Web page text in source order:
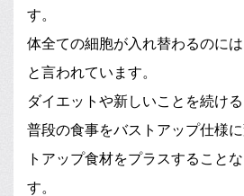
す。
体全ての細胞が入れ替わるのに
と言われています。
ダイエットや新しいことを続け
普段の食事をバストアップ仕様
トアップ食材をプラスすること
す。